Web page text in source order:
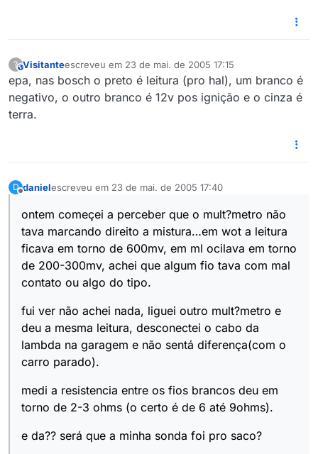
?This user is from outside of this forum
Visitanteescreveu em 23 de mai. de 2005 17:15
última edição por
epa, nas bosch o preto é leitura (pro hal), um branco é
negativo, o outro branco é 12v pos ignição e o cinza é
terra.
D danielescreveu em 23 de mai. de 2005 17:40
última edição por
ontem começei a perceber que o mult?metro não
tava marcando direito a mistura…em wot a leitura
ficava em torno de 600mv, em ml ocilava em torno
de 200-300mv, achei que algum fio tava com mal
contato ou algo do tipo.
fui ver não achei nada, liguei outro mult?metro e
deu a mesma leitura, desconectei o cabo da
lambda na garagem e não sentá diferença(com o
carro parado).
medi a resistencia entre os fios brancos deu em
torno de 2-3 ohms (o certo é de 6 até 9ohms).
e da?? será que a minha sonda foi pro saco?